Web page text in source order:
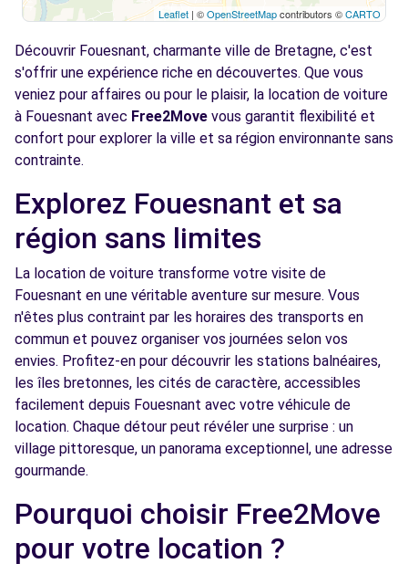
Leaflet | ©OpenStreetMapcontributors ©CARTO
Découvrir Fouesnant, charmante ville de Bretagne, c'est
s'offrir une expérience riche en découvertes. Que vous
veniez pour affaires ou pour le plaisir, la location de voiture
à Fouesnant avec Free2Move vous garantit flexibilité et
confort pour explorer la ville et sa région environnante sans
contrainte.
Explorez Fouesnant et sa
région sans limites
La location de voiture transforme votre visite de
Fouesnant en une véritable aventure sur mesure. Vous
n'êtes plus contraint par les horaires des transports en
commun et pouvez organiser vos journées selon vos
envies. Profitez-en pour découvrir les stations balnéaires,
les îles bretonnes, les cités de caractère, accessibles
facilement depuis Fouesnant avec votre véhicule de
location. Chaque détour peut révéler une surprise : un
village pittoresque, un panorama exceptionnel, une adresse
gourmande.
Pourquoi choisir Free2Move
pour votre location ?